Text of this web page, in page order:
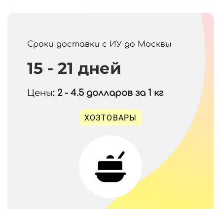
Сроки доставки с ИУ до Москвы
15 - 21 дней
Цены: 2 - 4.5 долларов за 1 кг
ХОЗТОВАРЫ